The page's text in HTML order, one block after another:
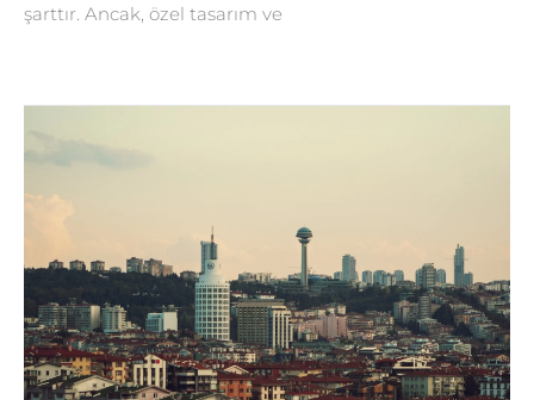
şarttır. Ancak, özel tasarım ve